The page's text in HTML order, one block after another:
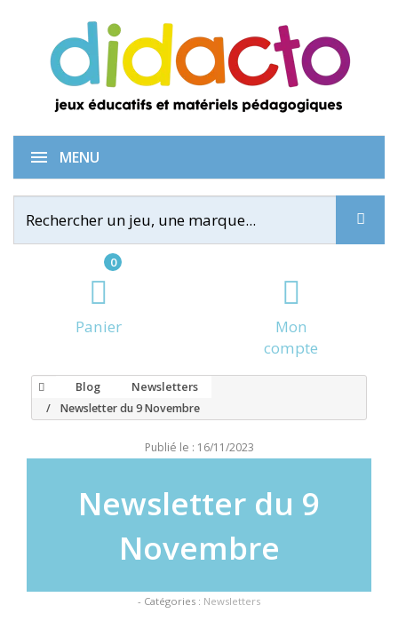
0
Panier
Mon
compte
MENU
Blog Newsletters
Newsletter du 9 Novembre
Publié le : 16/11/2023
Newsletter du 9
Novembre
- Catégories : Newsletters